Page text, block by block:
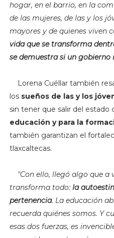
hogar, en el barrio, en la
de las mujeres, de las y los
mayores y de quienes viven
vida que se transforma
se demuestra si un
Lorena Cuéllar también
lossueños de las y los
sin tener que salir del estado
educación y para la
también garantizan el
tlaxcaltecas.
"Con ello, llegó algo que a
transforma todo:la
pertenencia. La educación
recuerda quiénes somos. Y
esas dos fuerzas, es